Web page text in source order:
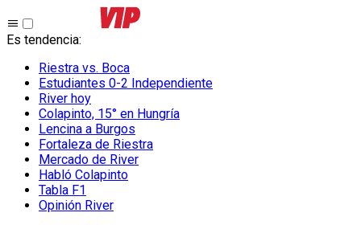
Es tendencia:
Riestra vs. Boca
Estudiantes 0-2 Independiente
River hoy
Colapinto, 15° en Hungría
Lencina a Burgos
Fortaleza de Riestra
Mercado de River
Habló Colapinto
Tabla F1
Opinión River